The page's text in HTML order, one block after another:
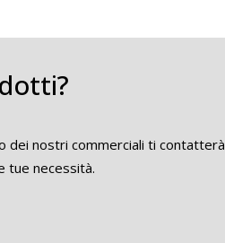
dei nostri commerciali ti contatterà
tue necessità.